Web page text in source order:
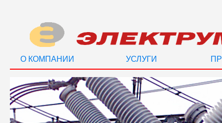
О КОМПАНИИ УСЛУГИ